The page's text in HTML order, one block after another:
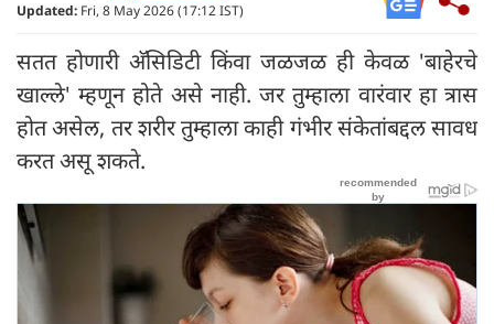
Updated: Fri, 8 May 2026 (17:12 IST)
सतत होणारी अ‍ॅसिडिटी किंवा जळजळ ही केवळ 'बाहेरचे
खाल्ले' म्हणून होते असे नाही. जर तुम्हाला वारंवार हा त्रास
होत असेल, तर शरीर तुम्हाला काही गंभीर संकेतांबद्दल सावध
करत असू शकते.